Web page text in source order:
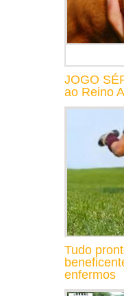
JOGO
ao Reino
Tudo
enfermos